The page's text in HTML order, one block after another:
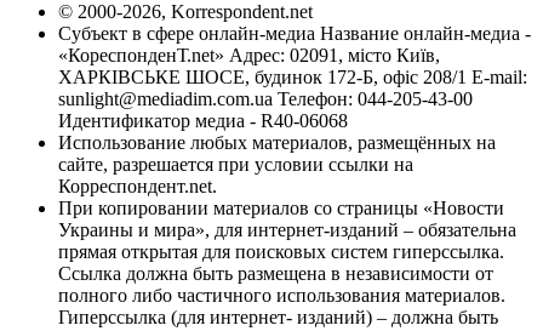
© 2000-2026, Korrespondent.net
Субъект в сфере онлайн-медиа Название онлайн-медиа -
«КореспонденТ.net» Адрес: 02091, місто Київ,
ХАРКІВСЬКЕ ШОСЕ, будинок 172-Б, офіс 208/1 E-mail:
sunlight@mediadim.com.ua Телефон: 044-205-43-00
Идентификатор медиа - R40-06068
Использование любых материалов, размещённых на
сайте, разрешается при условии ссылки на
Корреспондент.net.
При копировании материалов со страницы «Новости
Украины и мира», для интернет-изданий – обязательна
прямая открытая для поисковых систем гиперссылка.
Ссылка должна быть размещена в независимости от
полного либо частичного использования материалов.
Гиперссылка (для интернет- изданий) – должна быть